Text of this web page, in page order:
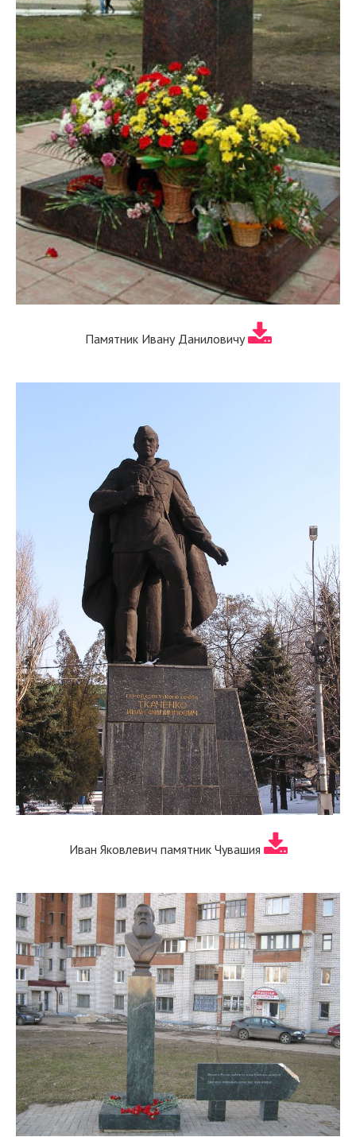
Памятник Ивану Даниловичу
Иван Яковлевич памятник Чувашия